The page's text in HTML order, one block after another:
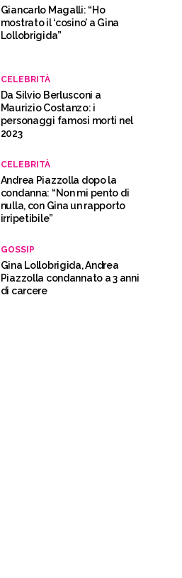
Giancarlo Magalli: “Ho
mostrato il ‘cosino’ a Gina
Lollobrigida”
CELEBRITÀ
Da Silvio Berlusconi a
Maurizio Costanzo: i
personaggi famosi morti nel
2023
CELEBRITÀ
Andrea Piazzolla dopo la
condanna: “Non mi pento di
nulla, con Gina un rapporto
irripetibile”
GOSSIP
Gina Lollobrigida, Andrea
Piazzolla condannato a 3 anni
di carcere